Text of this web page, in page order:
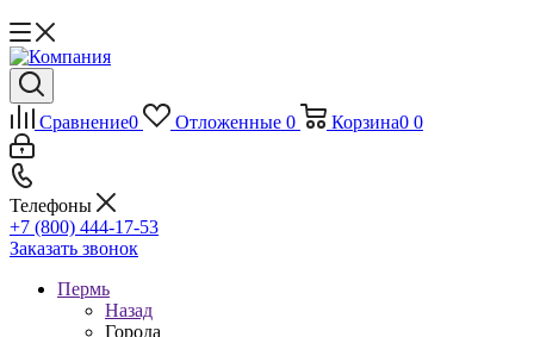
Сравнение0 Отложенные 0 Корзина0 0
Телефоны
+7 (800) 444-17-53
Заказать звонок
Пермь
Назад
Города